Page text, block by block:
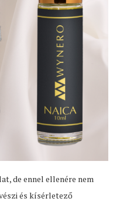
de ennel ellenére nem
és kísérletező